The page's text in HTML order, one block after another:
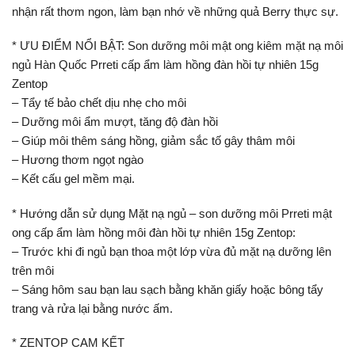
nhận rất thơm ngon, làm bạn nhớ về những quả Berry thực sự.
* ƯU ĐIỂM NỔI BẬT: Son dưỡng môi mật ong kiêm mặt nạ môi
ngủ Hàn Quốc Prreti cấp ẩm làm hồng đàn hồi tự nhiên 15g
Zentop
– Tẩy tế bảo chết dịu nhẹ cho môi
– Dưỡng môi ẩm mượt, tăng độ đàn hồi
– Giúp môi thêm sáng hồng, giảm sắc tố gây thâm môi
– Hương thơm ngọt ngào
– Kết cấu gel mềm mại.
* Hướng dẫn sử dụng Mặt nạ ngủ – son dưỡng môi Prreti mật
ong cấp ẩm làm hồng môi đàn hồi tự nhiên 15g Zentop:
– Trước khi đi ngủ bạn thoa một lớp vừa đủ mặt nạ dưỡng lên
trên môi
– Sáng hôm sau bạn lau sạch bằng khăn giấy hoặc bông tẩy
trang và rửa lại bằng nước ấm.
* ZENTOP CAM KẾT